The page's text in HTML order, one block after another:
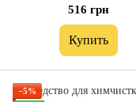
516 грн
Купить
−5%